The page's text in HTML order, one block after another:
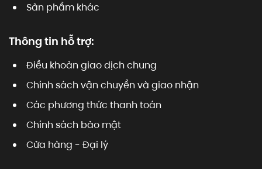
Sản phẩm khác
Thông tin hỗ trợ:
Điều khoản giao dịch chung
Chính sách vận chuyển và giao nhận
Các phương thức thanh toán
Chính sách bảo mật
Cửa hàng - Đại lý